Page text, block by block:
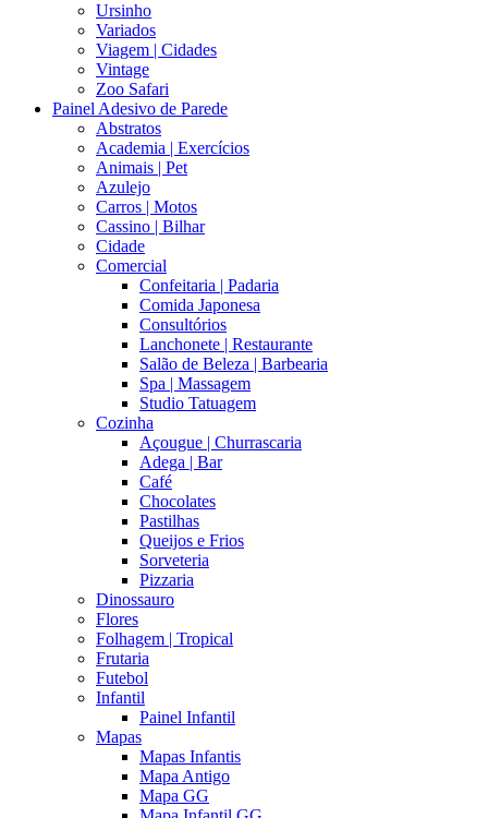
Ursinho
Variados
Viagem | Cidades
Vintage
Zoo Safari
Painel Adesivo de Parede
Abstratos
Academia | Exercícios
Animais | Pet
Azulejo
Carros | Motos
Cassino | Bilhar
Cidade
Comercial
Confeitaria | Padaria
Comida Japonesa
Consultórios
Lanchonete | Restaurante
Salão de Beleza | Barbearia
Spa | Massagem
Studio Tatuagem
Cozinha
Açougue | Churrascaria
Adega | Bar
Café
Chocolates
Pastilhas
Queijos e Frios
Sorveteria
Pizzaria
Dinossauro
Flores
Folhagem | Tropical
Frutaria
Futebol
Infantil
Painel Infantil
Mapas
Mapas Infantis
Mapa Antigo
Mapa GG